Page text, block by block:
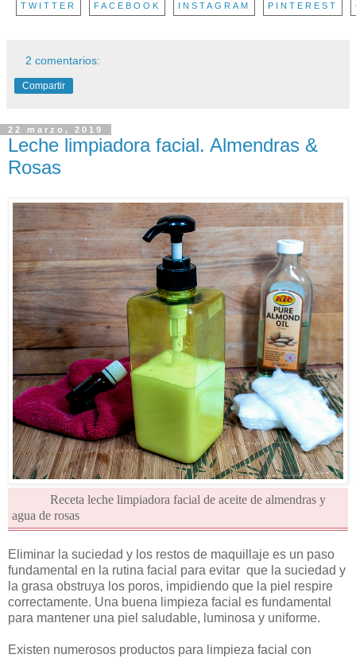
TWITTER FACEBOOK INSTAGRAM PINTEREST
2 comentarios:
Compartir
22 marzo, 2019
Leche limpiadora facial. Almendras &
Rosas
Receta leche limpiadora facial de aceite de almendras y
agua de rosas
Eliminar la suciedad y los restos de maquillaje es un paso
fundamental en la rutina facial para evitar que la suciedad y
la grasa obstruya los poros, impidiendo que la piel respire
correctamente. Una buena limpieza facial es fundamental
para mantener una piel saludable, luminosa y uniforme.
Existen numerosos productos para limpieza facial con